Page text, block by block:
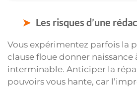
Les risques d’une
Vous expérimentez parfois la
clause floue donner naissance
interminable. Anticiper la
pouvoirs vous hante, car